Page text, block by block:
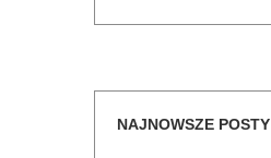
NAJNOWSZE POSTY